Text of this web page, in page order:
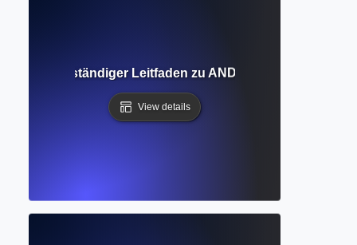
Vollständiger Leitfaden zu AND, OR und NOT für
View details